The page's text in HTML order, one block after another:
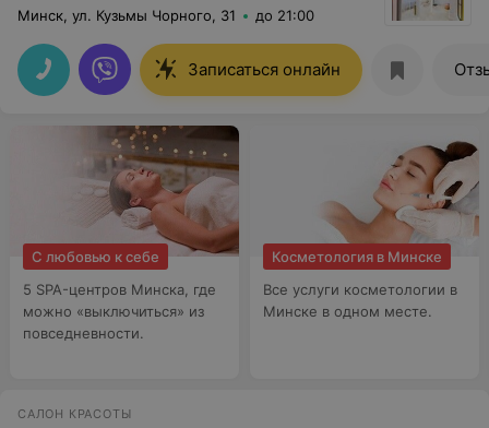
Минск, ул. Кузьмы Чорного, 31 до 21:00
Записаться онлайн
С любовью к себе
5 SPA-центров Минска, где
можно «выключиться» из
повседневности.
Косметология в Минске
Все услуги косметологии в
Минске в одном месте.
САЛОН КРАСОТЫ